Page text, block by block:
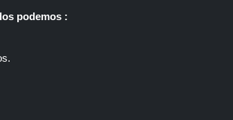
presenta ofertas, descuentos y cupones; Estas
es o su personal no participan cuando
podemos :